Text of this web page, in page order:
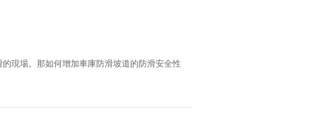
現場。那如何增加車庫防滑坡道的防滑安全性